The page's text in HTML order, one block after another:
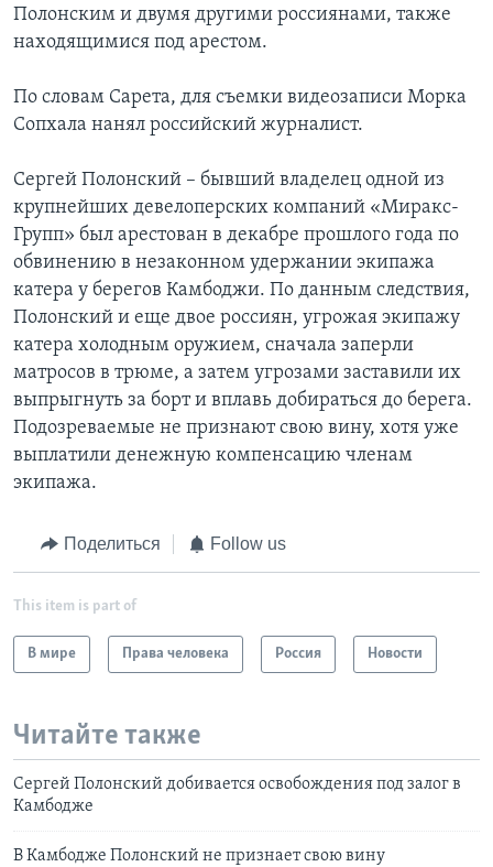
Полонским и двумя другими россиянами, также
находящимися под арестом.
По словам Сарета, для съемки видеозаписи Морка
Сопхала нанял российский журналист.
Сергей Полонский – бывший владелец одной из
крупнейших девелоперских компаний «Миракс-
Групп» был арестован в декабре прошлого года по
обвинению в незаконном удержании экипажа
катера у берегов Камбоджи. По данным следствия,
Полонский и еще двое россиян, угрожая экипажу
катера холодным оружием, сначала заперли
матросов в трюме, а затем угрозами заставили их
выпрыгнуть за борт и вплавь добираться до берега.
Подозреваемые не признают свою вину, хотя уже
выплатили денежную компенсацию членам
экипажа.
Поделиться Follow us
This item is part of
В мире Права человека Россия Новости
Читайте также
Сергей Полонский добивается освобождения под залог в
Камбодже
В Камбодже Полонский не признает свою вину